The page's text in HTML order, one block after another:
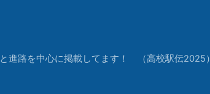
進路を中心に掲載してます！ （高校駅伝2025）